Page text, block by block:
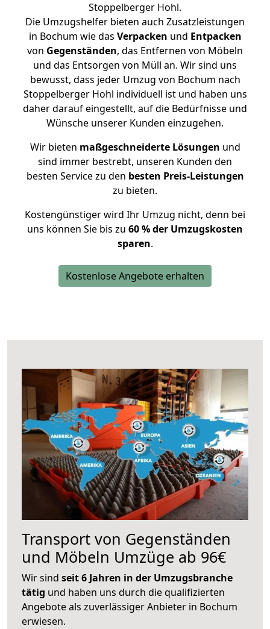
Stoppelberger Hohl.
Die Umzugshelfer bieten auch Zusatzleistungen
in Bochum wie das Verpacken und Entpacken
von Gegenständen, das Entfernen von Möbeln
und das Entsorgen von Müll an. Wir sind uns
bewusst, dass jeder Umzug von Bochum nach
Stoppelberger Hohl individuell ist und haben uns
daher darauf eingestellt, auf die Bedürfnisse und
Wünsche unserer Kunden einzugehen.
Wir bieten maßgeschneiderte Lösungen und
sind immer bestrebt, unseren Kunden den
besten Service zu den besten Preis-Leistungen
zu bieten.
Kostengünstiger wird Ihr Umzug nicht, denn bei
uns können Sie bis zu 60 % der Umzugskosten
sparen.
Kostenlose Angebote erhalten
Transport von Gegenständen
und Möbeln Umzüge ab 96€
Wir sind seit 6 Jahren in der Umzugsbranche
tätig und haben uns durch die qualifizierten
Angebote als zuverlässiger Anbieter in Bochum
erwiesen.